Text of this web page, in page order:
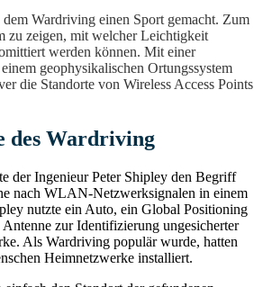
Wardriving einen Sport gemacht. Zum
zu zeigen, mit welcher Leichtigkeit
werden können. Mit einer
geophysikalischen Ortungssystem
die Standorte von Wireless Access Points
des Wardriving
der Ingenieur Peter Shipley den Begriff
nach WLAN-Netzwerksignalen in einem
nutzte ein Auto, ein Global Positioning
zur Identifizierung ungesicherter
Als Wardriving populär wurde, hatten
Heimnetzwerke installiert.